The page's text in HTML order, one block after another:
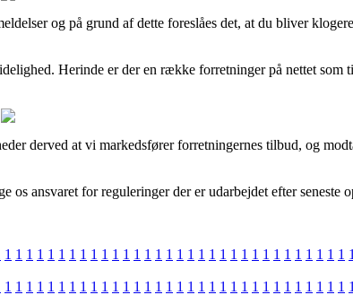
og på grund af dette foreslåes det, at du bliver
Herinde er der en række forretninger på nettet som
derved at vi markedsfører forretningernes tilbud, og
ansvaret for reguleringer der er udarbejdet efter seneste
1 1 1 1 1 1 1 1 1 1 1 1 1 1 1 1 1 1 1 1 1 1 1 1 1 1 1 1 1 1 1 1 1
1 1 1 1 1 1 1 1 1 1 1 1 1 1 1 1 1 1 1 1 1 1 1 1 1 1 1 1 1 1 1 1 1